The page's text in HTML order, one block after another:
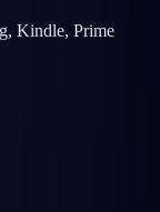
Kindle, Prime